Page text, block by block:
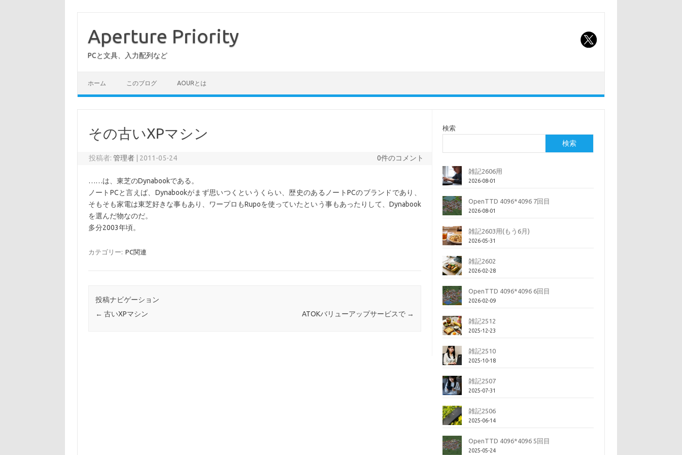
Aperture Priority
PCと文具、入力配列など
ホーム このブログ AOURとは
その古いXPマシン
投稿者:管理者 2011-05-24 0件のコメント
……は、東芝のDynabookである。
ノートPCと言えば、Dynabookがまず思いつくというくらい、歴史のあるノートPCのブランドであり、
そもそも家電は東芝好きな事もあり、ワープロもRupoを使っていたという事もあったりして、Dynabook
を選んだ物なのだ。
多分2003年頃。
カテゴリー: PC関連
投稿ナビゲーション
← 古いXPマシン ATOKバリューアップサービスで →
検索
検索
雑記2606用
2026-08-01
OpenTTD 4096*4096 7回目
2026-08-01
雑記2603用(もう6月)
2026-05-31
雑記2602
2026-02-28
OpenTTD 4096*4096 6回目
2026-02-09
雑記2512
2025-12-23
雑記2510
2025-10-18
雑記2507
2025-07-31
雑記2506
2025-06-14
OpenTTD 4096*4096 5回目
2025-05-24